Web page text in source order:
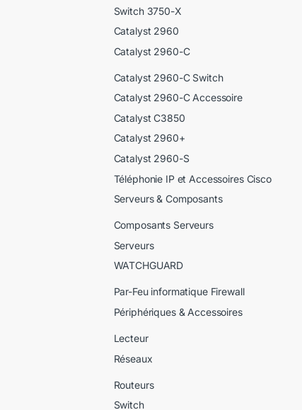
Switch 3750-X
Catalyst 2960
Catalyst 2960-C
Catalyst 2960-C Switch
Catalyst 2960-C Accessoire
Catalyst C3850
Catalyst 2960+
Catalyst 2960-S
Téléphonie IP et Accessoires Cisco
Serveurs & Composants
Composants Serveurs
Serveurs
WATCHGUARD
Par-Feu informatique Firewall
Périphériques & Accessoires
Lecteur
Réseaux
Routeurs
Switch